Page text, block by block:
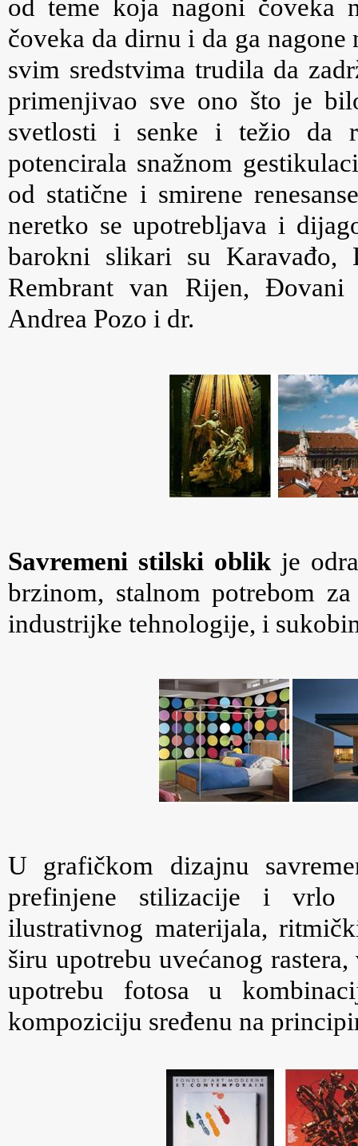
od teme koja nagoni čoveka
čoveka da dirnu i da ga
svim sredstvima trudila da
primenjivao sve ono što je
svetlosti i senke i težio da
potencirala snažnom
od statične i smirene
neretko se upotrebljava i
barokni slikari su Karavađo,
Rembrant van Rijen, Ðovani
Andrea Pozo i dr.
Savremeni stilski oblikje
brzinom, stalnom potrebom
industrijke tehnologije, i
U grafičkom dizajnu
prefinjene stilizacije i vrlo
ilustrativnog materijala,
širu upotrebu uvećanog
upotrebu fotosa u
kompoziciju sređenu na